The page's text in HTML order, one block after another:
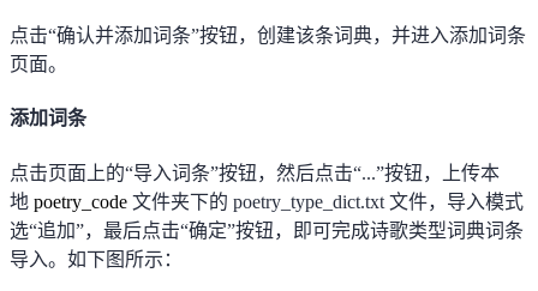
点击“确认并添加词条”按钮，创建该条词典，并进入添加词条
页面。
添加词条
点击页面上的“导入词条”按钮，然后点击“...”按钮，上传本
地 poetry_code 文件夹下的 poetry_type_dict.txt 文件，导入模式
选“追加”，最后点击“确定”按钮，即可完成诗歌类型词典词条
导入。如下图所示：